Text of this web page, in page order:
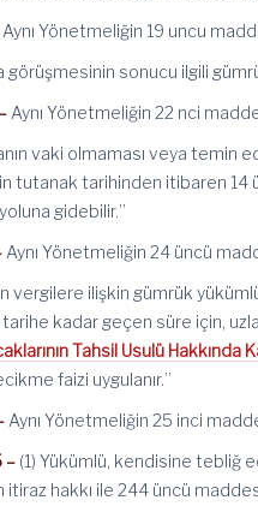
Aynı Yönetmeliğin 19 uncu
görüşmesinin sonucu ilgili
Aynı Yönetmeliğin 22 nci
vaki olmaması veya
tutanak tarihinden itibaren
gidebilir.”
Aynı Yönetmeliğin 24 üncü
vergilere ilişkin gümrük
tarihe kadar geçen süre için,
Tahsil Usulü Hakkında
faizi uygulanır.”
Aynı Yönetmeliğin 25 inci
– (1) Yükümlü, kendisine tebliğ
hakkı ile 244 üncü